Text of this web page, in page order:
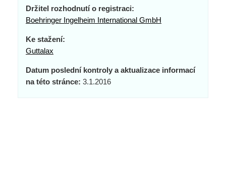
Držitel rozhodnutí o registraci:
Boehringer Ingelheim International GmbH
Ke stažení:
Guttalax
Datum poslední kontroly a aktualizace informací
na této stránce: 3.1.2016